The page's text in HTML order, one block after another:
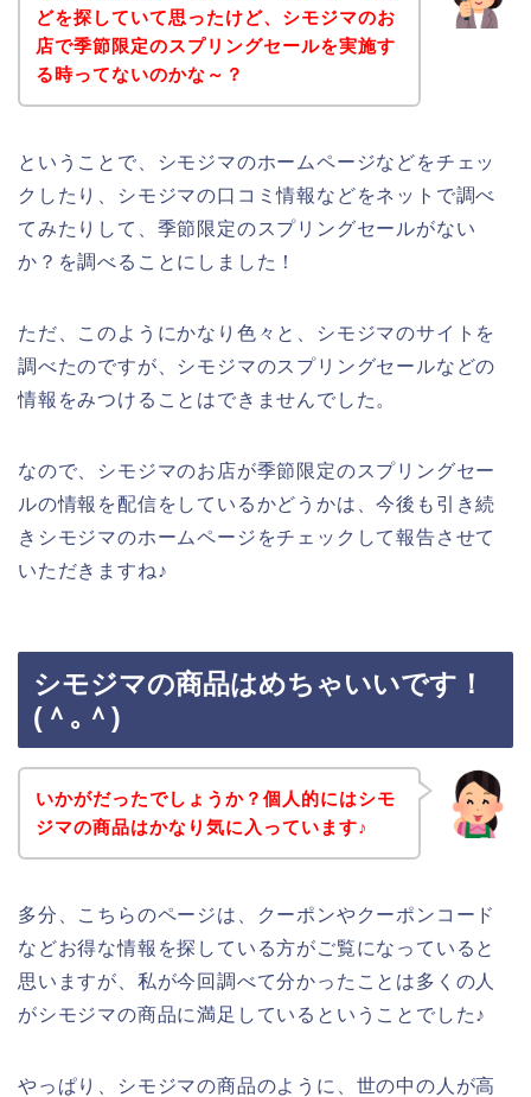
どを探していて思ったけど、シモジマのお
店で季節限定のスプリングセールを実施す
る時ってないのかな～？
ということで、シモジマのホームページなどをチェッ
クしたり、シモジマの口コミ情報などをネットで調べ
てみたりして、季節限定のスプリングセールがない
か？を調べることにしました！
ただ、このようにかなり色々と、シモジマのサイトを
調べたのですが、シモジマのスプリングセールなどの
情報をみつけることはできませんでした。
なので、シモジマのお店が季節限定のスプリングセー
ルの情報を配信をしているかどうかは、今後も引き続
きシモジマのホームページをチェックして報告させて
いただきますね♪
シモジマの商品はめちゃいいです！
(＾｡＾)
いかがだったでしょうか？個人的にはシモ
ジマの商品はかなり気に入っています♪
多分、こちらのページは、クーポンやクーポンコード
などお得な情報を探している方がご覧になっていると
思いますが、私が今回調べて分かったことは多くの人
がシモジマの商品に満足しているということでした♪
やっぱり、シモジマの商品のように、世の中の人が高